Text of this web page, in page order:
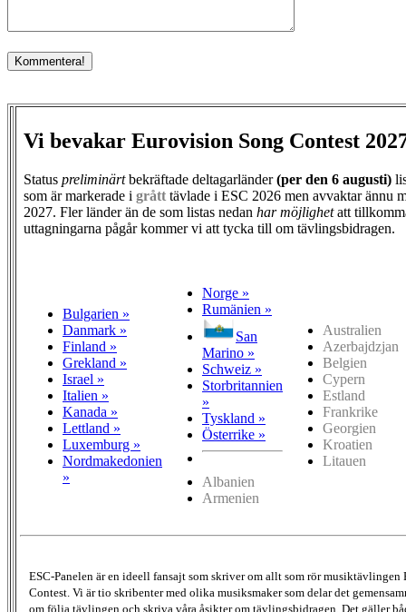
Vi bevakar Eurovision Song Contest
Status preliminärtbekräftade deltagarländer(per den 6 augusti)
som är markerade i grått tävlade i ESC 2026 men avvaktar ännu
2027. Fler länder än de som listas nedan har möjlighetatt
uttagningarna pågår kommer vi att tycka till om tävlingsbidragen.
Bulgarien »
Danmark »
Finland »
Grekland »
Israel »
Italien »
Kanada »
Lettland »
Luxemburg »
Nordmakedonien
»
Norge »
Rumänien »
San
Marino »
Schweiz »
Storbritannien
»
Tyskland »
Österrike »
Albanien
Armenien
Australien
Azerbajdzjan
Belgien
Cypern
Estland
Frankrike
Georgien
Kroatien
Litauen
ESC-Panelen är en ideell fansajt som skriver om allt som rör musiktävlingen
Contest. Vi är tio skribenter med olika musiksmaker som delar det
om följa tävlingen och skriva våra åsikter om tävlingsbidragen. Det gäller